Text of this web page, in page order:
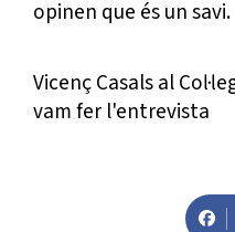
opinen que és un savi.
Vicenç Casals al
vam fer l'entrevista